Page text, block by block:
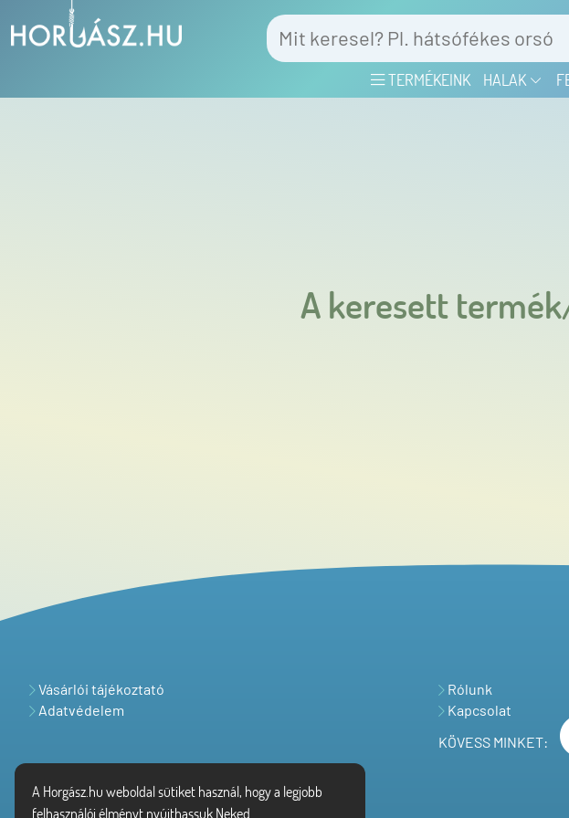
A Horgász.hu weboldal sütiket használ, hogy a legjobb
felhasználói élményt nyújthassuk Neked.
TERMÉKEINK HALAK
A keresett
Vásárlói tájékoztató
Adatvédelem
Rólunk
Kapcsolat
KÖVESS MINKET: